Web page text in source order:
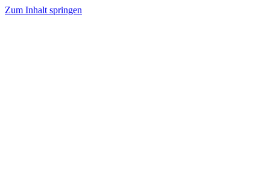
Zum Inhalt springen